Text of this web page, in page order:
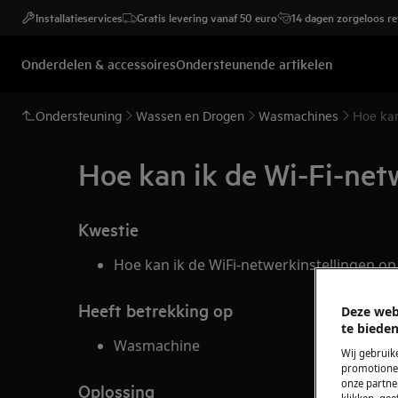
Installatieservices Gratis levering vanaf 50 euro 14 dagen zorgeloos
Onderdelen & accessoiresOndersteunende artikelen
Ondersteuning Wassen en Drogen Wasmachines Hoe
Hoe kan ik de Wi-Fi-
Kwestie
Hoe kan ik de WiFi-netwerkinstellingen
Heeft betrekking op
Wasmachine
Oplossing
Deze
te
Wij
onze